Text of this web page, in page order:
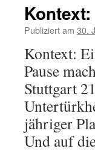
Publiziert am 30.
Kontext:
Pause
Stuttgart
jähriger
Und auf